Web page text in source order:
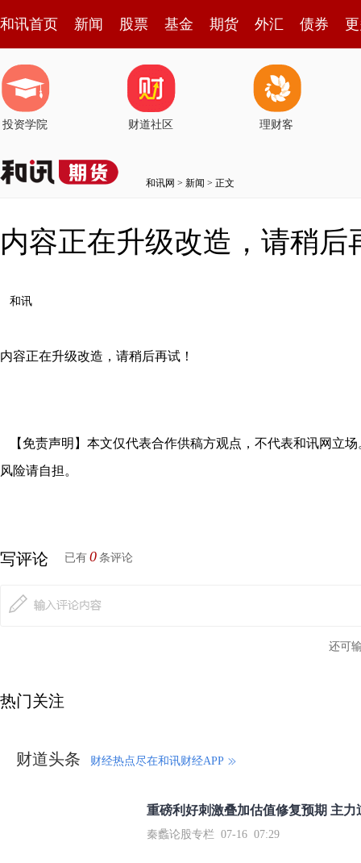
和讯首页 新闻 股票 基金 期货 外汇 债券
投资学院 财道社区 理财客
和讯网 > 新闻 > 正文
内容正在升级改造，请稍后
和讯
内容正在升级改造，请稍后再试！
【免责声明】本文仅代表合作供稿方观点，不代表和讯网立
风险请自担。
写评论 已有 0 条评论
还可
热门关注
财道头条 财经热点尽在和讯财经APP
秦蠡论股专栏 07-16 07:29